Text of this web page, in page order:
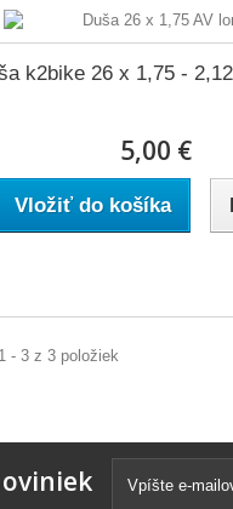
k2bike 26 x 1,75 -
5,00 €
Vložiť do košíka
- 3 z 3 položiek